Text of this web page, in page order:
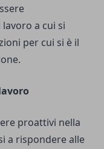
a cui si
per cui si è il
proattivi nella
a rispondere alle